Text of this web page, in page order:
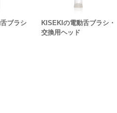
ブラシ
KISEKIの電動舌ブラシ・
交換用ヘッド